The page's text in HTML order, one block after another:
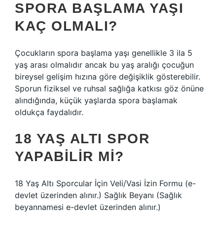
SPORA BAŞLAMA YAŞI
KAÇ OLMALI?
Çocukların spora başlama yaşı genellikle 3 ila 5
yaş arası olmalıdır ancak bu yaş aralığı çocuğun
bireysel gelişim hızına göre değişiklik gösterebilir.
Sporun fiziksel ve ruhsal sağlığa katkısı göz önüne
alındığında, küçük yaşlarda spora başlamak
oldukça faydalıdır.
18 YAŞ ALTI SPOR
YAPABILIR MI?
18 Yaş Altı Sporcular İçin Veli/Vasi İzin Formu (e-
devlet üzerinden alınır.) Sağlık Beyanı (Sağlık
beyannamesi e-devlet üzerinden alınır.)